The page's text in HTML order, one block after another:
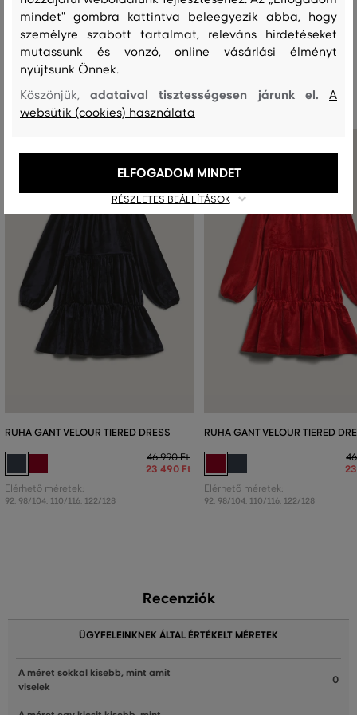
Ajánlott termékek
RUHA GANT VELOUR TIERED DRESS
46 990 Ft
23 490 Ft
Elérhető méretek:
92, 98/104, 110/116, 122/128
RUHA GANT VELOUR TIERED
Elérhető méretek:
92, 98/104, 110/116, 122/128
Recenziók
ÜGYFELEINKNEK ÁLTAL ÉRTÉKELT MÉRETEK
A méret sokkal kisebb, mint amit
viselek
0
mindet" gombra kattintva beleegyezik abba, hogy
személyre szabott tartalmat, releváns hirdetéseket
mutassunk és vonzó, online vásárlási élményt
nyújtsunk Önnek.
Köszönjük,adataival tisztességesen járunk el.A
websütik (cookies) használata
RÉSZLETES BEÁLLÍTÁSOK
ELFOGADOM MINDET